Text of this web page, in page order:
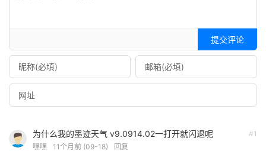
提交评论
#1
为什么我的墨迹天气 v9.0914.02一打开就闪退呢
嘿嘿 11个月前 (09-18) 回复